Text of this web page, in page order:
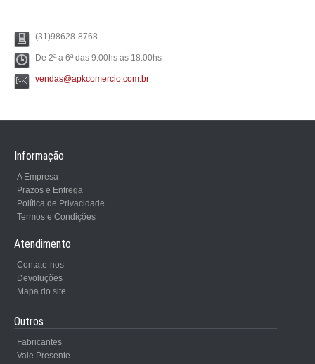
(31)98628-8768
De 2ª a 6ª das 9:00hs às 18:00hs
vendas@apkcomercio.com.br
Informação
A Empresa
Prazos e Entrega
Política de Privacidade
Termos e Condições
Atendimento
Contate-nos
Devoluções
Mapa do site
Outros
Fabricantes
Vale Presente